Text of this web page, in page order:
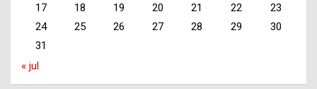
17
18 19 20 21 22
23
24
25 26 27 28 29
30
31
« jul